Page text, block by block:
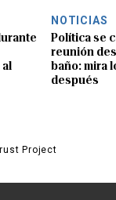
NOTICIAS
Política se
reunión
baño: mira
después